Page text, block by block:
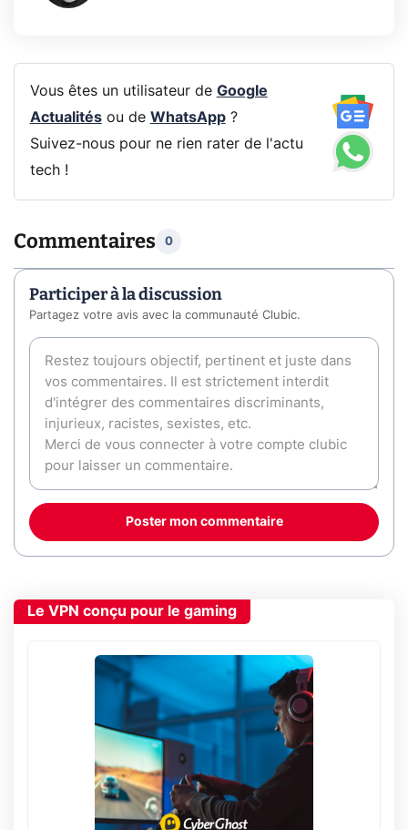
Vous êtes un utilisateur de Google
Actualitésou de WhatsApp?
Suivez-nous pour ne rien rater de l'actu
tech !
Commentaires 0
Participer à la discussion
Partagez votre avis avec la communauté Clubic.
Poster mon commentaire
Le VPN conçu pour le gaming